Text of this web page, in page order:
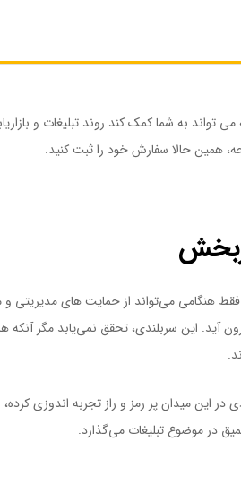
به شما کمک کند روند تبلیغات و
همین حالا سفارش خود را ثبت کنید.
هنگامی می‌تواند از حمایت های مدیریتی
این سربلندی، تحقق نمی‌یابد مگر آنکه
این میدان پر رمز‌ و راز تجربه‌ اندوزی
در موضوع تبلیغات می‌گذارد.